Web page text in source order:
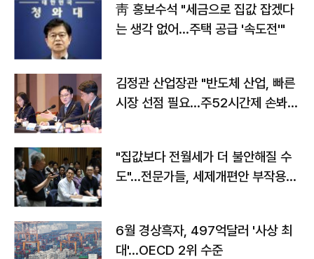
靑 홍보수석 "세금으로 집값 잡겠다
는 생각 없어…주택 공급 '속도전'"
김정관 산업장관 "반도체 산업, 빠른
시장 선점 필요…주52시간제 손봐
"집값보다 전월세가 더 불안해질 수
도"…전문가들, 세제개편안 부작용
6월 경상흑자, 497억달러 '사상 최
대'…OECD 2위 수준